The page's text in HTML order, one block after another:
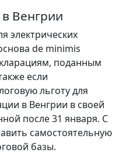
Венгрии
электрических
de minimis
поданным
если
льготу для
в Венгрии в своей
после 31 января. С
самостоятельную
базы.